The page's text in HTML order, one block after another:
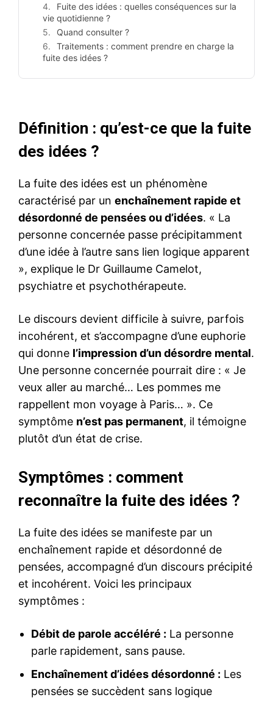
Fuite des idées : quelles conséquences sur la
vie quotidienne ?
Quand consulter ?
Traitements : comment prendre en charge la
fuite des idées ?
Définition : qu’est-ce que la fuite
des idées ?
La fuite des idées est un phénomène
caractérisé par un enchaînement rapide et
désordonné de pensées ou d’idées. « La
personne concernée passe précipitamment
d’une idée à l’autre sans lien logique apparent
», explique le Dr Guillaume Camelot,
psychiatre et psychothérapeute.
Le discours devient difficile à suivre, parfois
incohérent, et s’accompagne d’une euphorie
qui donne l’impression d’un désordre mental.
Une personne concernée pourrait dire : « Je
veux aller au marché… Les pommes me
rappellent mon voyage à Paris… ». Ce
symptôme n’est pas permanent, il témoigne
plutôt d’un état de crise.
Symptômes : comment
reconnaître la fuite des idées ?
La fuite des idées se manifeste par un
enchaînement rapide et désordonné de
pensées, accompagné d’un discours précipité
et incohérent. Voici les principaux
symptômes :
Débit de parole accéléré : La personne
parle rapidement, sans pause.
Enchaînement d’idées désordonné : Les
pensées se succèdent sans logique